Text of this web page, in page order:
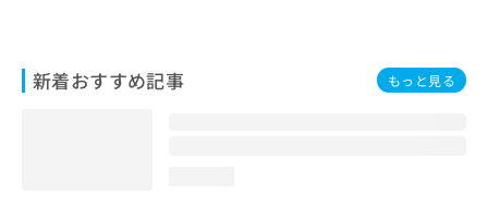
新着おすすめ記事 もっと見る
合